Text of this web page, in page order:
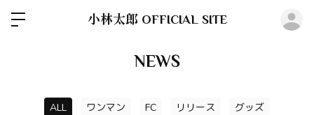
小林太郎 OFFICIAL SITE
NEWS
ALL ワンマン FC リリース グッズ